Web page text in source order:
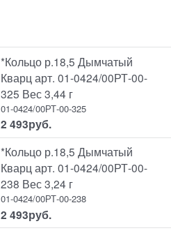
*Кольцо р.18,5 Дымчатый
Кварц арт. 01-0424/00РТ-00-
325 Вес 3,44 г
01-0424/00РТ-00-325
2 493руб.
*Кольцо р.18,5 Дымчатый
Кварц арт. 01-0424/00РТ-00-
238 Вес 3,24 г
01-0424/00РТ-00-238
2 493руб.